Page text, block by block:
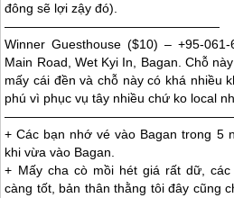
đông sẽ lợi zậy đó).
—————————————————
Winner Guesthouse ($10) – +95-
Main Road, Wet Kyi In, Bagan. Chỗ
mấy cái đền và chỗ này có khá nhiều
phú vì phục vụ tây nhiều chứ ko local
+ Các bạn nhớ vé vào Bagan trong 5
khi vừa vào Bagan.
+ Mấy cha cò mồi hét giá rất dữ,
càng tốt, bản thân thằng tôi đây cũng